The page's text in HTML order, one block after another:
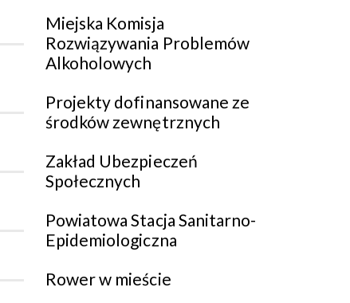
Miejska Komisja
Rozwiązywania Problemów
Alkoholowych
Projekty dofinansowane ze
środków zewnętrznych
Zakład Ubezpieczeń
Społecznych
Powiatowa Stacja Sanitarno-
Epidemiologiczna
Rower w mieście